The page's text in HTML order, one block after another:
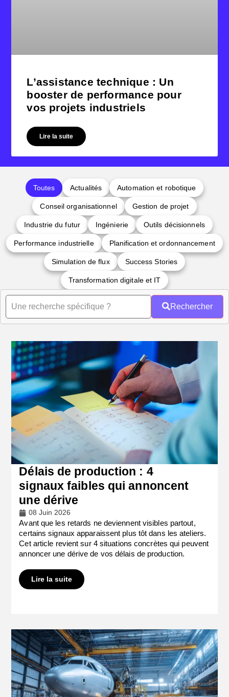
L’assistance technique : Un
booster de performance pour
vos projets industriels
Lire la suite
Actualités Automation et robotique
Conseil organisationnel Gestion de projet
Industrie du futur Ingénierie Outils décisionnels
Performance industrielle Planification et ordonnancement
Simulation de flux Success Stories
Transformation digitale et IT
Toutes
Rechercher
Délais de production : 4
signaux faibles qui annoncent
une dérive
08 Juin 2026
Avant que les retards ne deviennent visibles partout,
certains signaux apparaissent plus tôt dans les ateliers.
Cet article revient sur 4 situations concrètes qui peuvent
annoncer une dérive de vos délais de production.
Lire la suite